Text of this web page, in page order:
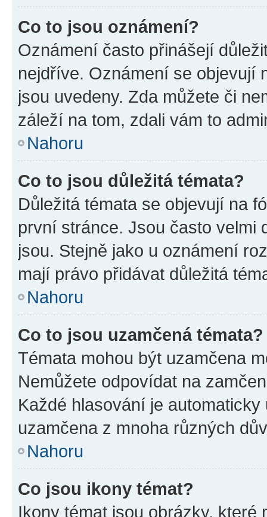
Co to jsou oznámení?
Oznámení často přinášejí
nejdříve. Oznámení se objevují
jsou uvedeny. Zda můžete či
záleží na tom, zdali vám to
Nahoru
Co to jsou důležitá témata?
Důležitá témata se objevují na
první stránce. Jsou často velmi
jsou. Stejně jako u oznámení
mají právo přidávat důležitá
Nahoru
Co to jsou uzamčená témata?
Témata mohou být uzamčena
Nemůžete odpovídat na
Každé hlasování je
uzamčena z mnoha různých
Nahoru
Co jsou ikony témat?
Ikony témat jsou obrázky,